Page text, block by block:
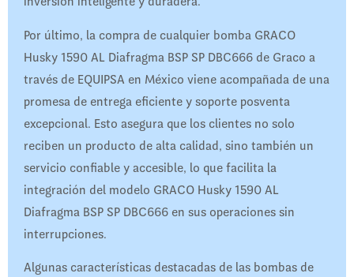
Por último, la compra de cualquier bomba GRACO
Husky 1590 AL Diafragma BSP SP DBC666 de Graco a
través de EQUIPSA en México viene acompañada de una
promesa de entrega eficiente y soporte posventa
excepcional. Esto asegura que los clientes no solo
reciben un producto de alta calidad, sino también un
servicio confiable y accesible, lo que facilita la
integración del modelo GRACO Husky 1590 AL
Diafragma BSP SP DBC666 en sus operaciones sin
interrupciones.
Algunas características destacadas de las bombas de